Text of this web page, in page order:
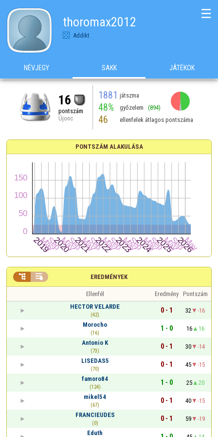
thoromax2012
Addikt
☰
NÉVJEGY SAKK JÁTÉKOK
16
pontszám
Újonc
1881 játszma
48% győzelem (894)
46 ellenfelek átlagos pontszáma
PONTSZÁM ALAKULÁSA
EREDMÉNYEK
 
Ellenfél Eredmény Pontszám
HECTOR VELARDE
(42)
0 - 1 32
-16
Morocho
(16)
1 - 0 16
16
Antonio K
(73)
0 - 1 30
-14
LISEDAS5
(70)
0 - 1 45
-15
famoro84
(124)
1 - 0 25
20
mikel54
(67)
0 - 1 40
-15
FRANCIEUDES
(0)
0 - 1 59
-19
Eduth